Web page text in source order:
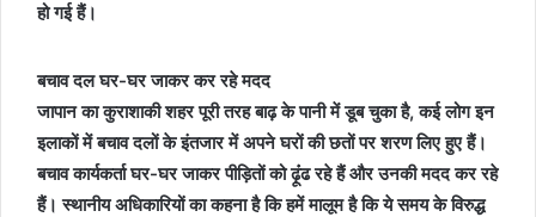
हो गई हैं।
बचाव दल घर-घर जाकर कर रहे मदद
जापान का कुराशाकी शहर पूरी तरह बाढ़ के पानी में डूब चुका है, कई लोग इन
इलाकों में बचाव दलों के इंतजार में अपने घरों की छतों पर शरण लिए हुए हैं।
बचाव कार्यकर्ता घर-घर जाकर पीड़ितों को ढ़ूंंढ रहे हैं और उनकी मदद कर रहे
हैं। स्थानीय अधिकारियों का कहना है कि हमें मालूम है कि ये समय के विरुद्ध